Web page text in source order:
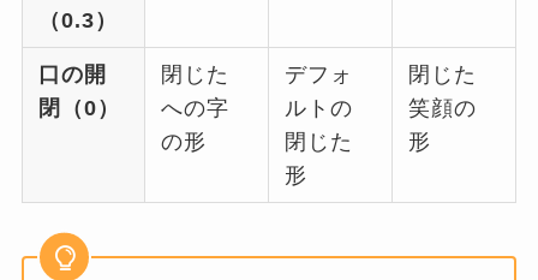
（0.3）
口の開
閉（0）
閉じた
への字
の形
デフォ
ルトの
閉じた
形
閉じた
笑顔の
形